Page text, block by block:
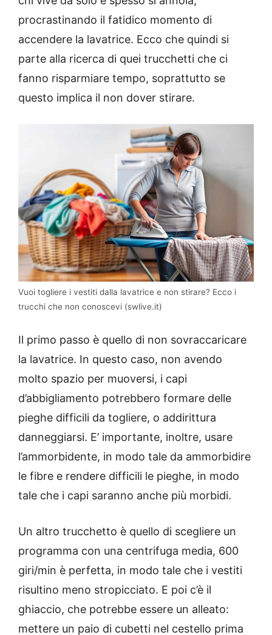
procrastinando il fatidico momento di
accendere la lavatrice. Ecco che quindi si
parte alla ricerca di quei trucchetti che ci
fanno risparmiare tempo, soprattutto se
questo implica il non dover stirare.
Vuoi togliere i vestiti dalla lavatrice e non stirare? Ecco i
trucchi che non conoscevi (swlive.it)
Il primo passo è quello di non sovraccaricare
la lavatrice. In questo caso, non avendo
molto spazio per muoversi, i capi
d’abbigliamento potrebbero formare delle
pieghe difficili da togliere, o addirittura
danneggiarsi. E’ importante, inoltre, usare
l’ammorbidente, in modo tale da ammorbidire
le fibre e rendere difficili le pieghe, in modo
tale che i capi saranno anche più morbidi.
Un altro trucchetto è quello di scegliere un
programma con una centrifuga media, 600
giri/min è perfetta, in modo tale che i vestiti
risultino meno stropicciato. E poi c’è il
ghiaccio, che potrebbe essere un alleato:
mettere un paio di cubetti nel cestello prima